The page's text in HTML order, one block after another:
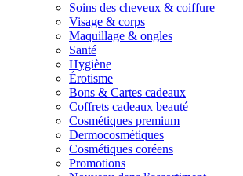
Soins des cheveux & coiffure
Visage & corps
Maquillage & ongles
Santé
Hygiène
Érotisme
Bons & Cartes cadeaux
Coffrets cadeaux beauté
Cosmétiques premium
Dermocosmétiques
Cosmétiques coréens
Promotions